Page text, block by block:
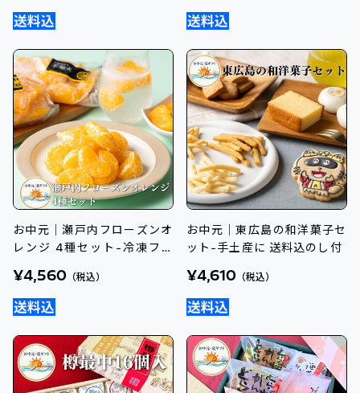
お中元｜瀬戸内フローズンオ
レンジ 4種セット-冷凍フル
¥4,560 （税込）
お中元｜東広島の和洋菓子セ
ット-手土産に 送料込のし付
¥4,610 （税込）